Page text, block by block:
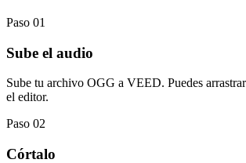
Paso 01
Sube el audio
Sube tu archivo OGG a VEED. Puedes
el editor.
Paso 02
Córtalo